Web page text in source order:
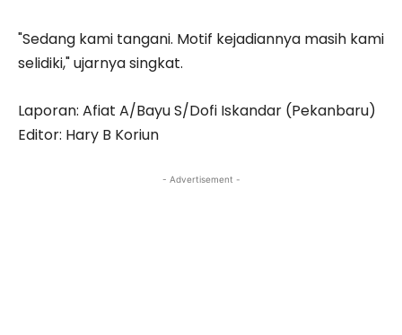
"Sedang kami tangani. Motif kejadiannya masih kami
selidiki," ujarnya singkat.
Laporan: Afiat A/Bayu S/Dofi Iskandar (Pekanbaru)
Editor: Hary B Koriun
- Advertisement -